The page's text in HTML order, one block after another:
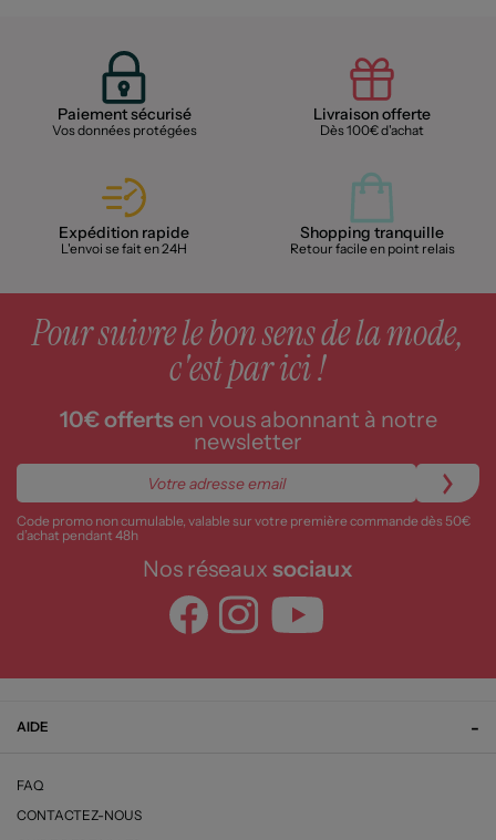
Paiement sécurisé
Vos données protégées
Livraison offerte
Dès 100€ d'achat
Expédition rapide
L'envoi se fait en 24H
Shopping tranquille
Retour facile en point relais
Pour suivre le bon sens de la mode,
c'est par ici !
10€ offertsen vous abonnant à notre
newsletter
Code promo non cumulable, valable sur votre première commande dès 50€
d’achat pendant 48h
Nos réseaux sociaux
AIDE
FAQ
CONTACTEZ-NOUS